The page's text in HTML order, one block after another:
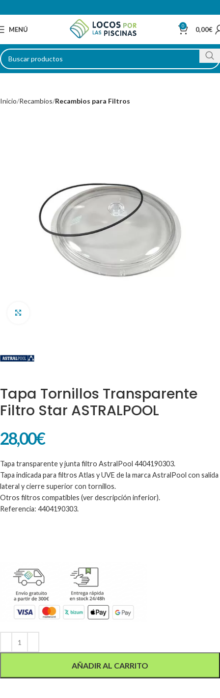
MENÚ 0 0,00€
Inicio Recambios Recambios para Filtros
Tapa Tornillos Transparente
Filtro Star ASTRALPOOL
28,00€
Tapa transparente y junta filtro AstralPool 4404190303.
Tapa indicada para filtros Atlas y UVE de la marca AstralPool con salida
lateral y cierre superior con tornillos.
Otros filtros compatibles (ver descripción inferior).
Referencia: 4404190303.
AÑADIR AL CARRITO